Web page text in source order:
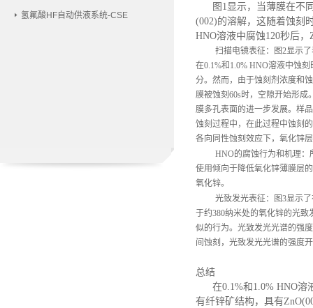
氢氟酸HF自动供液系统-CSE
图 1显示，当薄膜在不
(002)的溶解，这随着蚀刻
HNO溶液中腐蚀120秒后
扫描电镜表征： 图2显示
在0.1%和1.0% HNO溶液中蚀
分。然而，由于蚀刻剂浓度和
膜被蚀刻60s时，空隙开始形成
膜多孔表面的进一步发展。样
蚀刻过程中，在此过程中蚀刻
各向同性蚀刻效应下，氧化锌
HNO的腐蚀行为和机理：
使用倾向于降低氧化锌薄膜层
氧化锌。
光致发光表征：
图3显示
于约380纳米处的氧化锌的光
似的行为。光致发光光谱的强
间蚀刻，光致发光光谱的强度
总结
在0.1%和1.0% HNO
有纤锌矿结构，具有